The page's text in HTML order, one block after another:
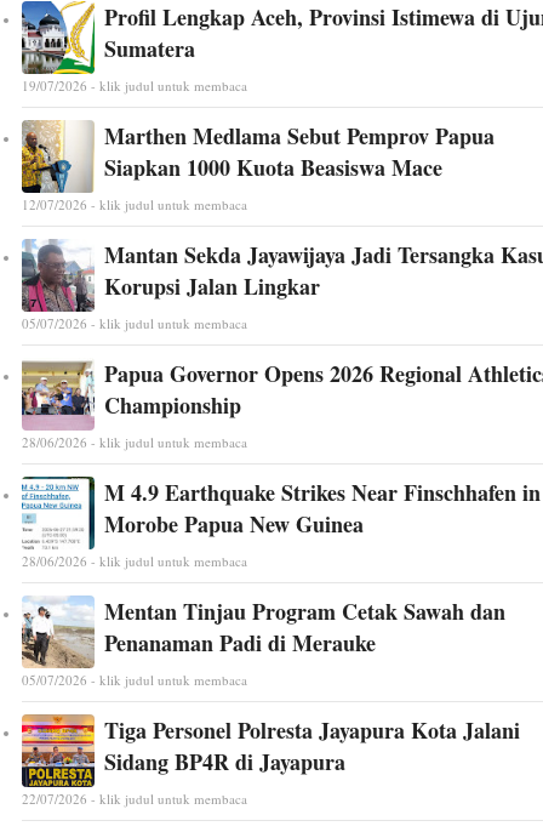
Profil Lengkap Aceh, Provinsi Istimewa di
Sumatera
19/07/2026 - klik judul untuk membaca
Marthen Medlama Sebut Pemprov Papua
Siapkan 1000 Kuota Beasiswa Mace
12/07/2026 - klik judul untuk membaca
Mantan Sekda Jayawijaya Jadi Tersangka
Korupsi Jalan Lingkar
05/07/2026 - klik judul untuk membaca
Papua Governor Opens 2026 Regional
Championship
28/06/2026 - klik judul untuk membaca
M 4.9 Earthquake Strikes Near Finschhafen in
Morobe Papua New Guinea
28/06/2026 - klik judul untuk membaca
Mentan Tinjau Program Cetak Sawah dan
Penanaman Padi di Merauke
05/07/2026 - klik judul untuk membaca
Tiga Personel Polresta Jayapura Kota Jalani
Sidang BP4R di Jayapura
22/07/2026 - klik judul untuk membaca